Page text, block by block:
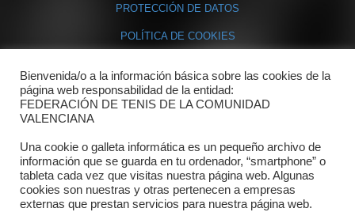
PROTECCIÓN DE DATOS
POLÍTICA DE COOKIES
Contacto
Dónde estamos
Directorio departamentos
Horario
Formulario de contacto
Bienvenida/o a la información básica sobre las cookies de la
página web responsabilidad de la entidad:
FEDERACIÓN DE TENIS DE LA COMUNIDAD
VALENCIANA
Una cookie o galleta informática es un pequeño archivo de
información que se guarda en tu ordenador, “smartphone” o
tableta cada vez que visitas nuestra página web. Algunas
cookies son nuestras y otras pertenecen a empresas
externas que prestan servicios para nuestra página web.